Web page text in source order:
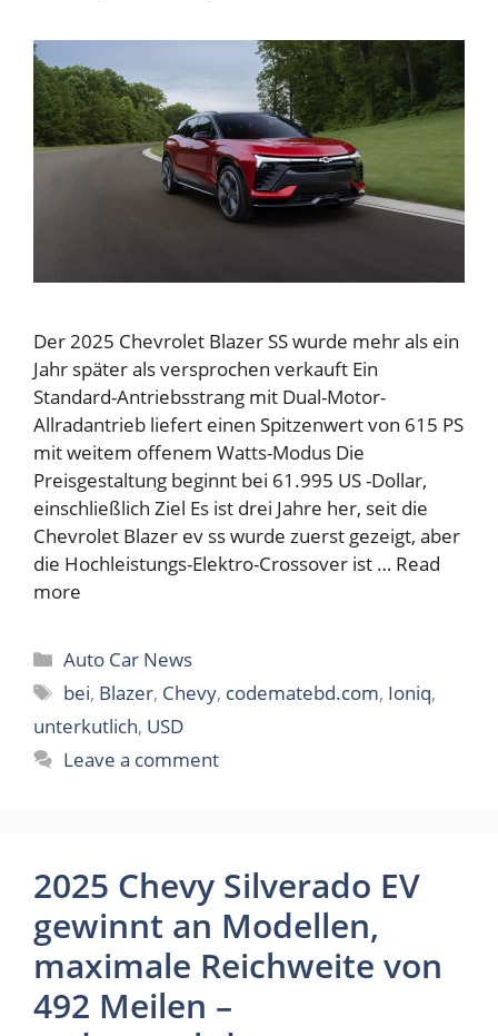
Der 2025 Chevrolet Blazer SS wurde mehr als ein
Jahr später als versprochen verkauft Ein
Standard-Antriebsstrang mit Dual-Motor-
Allradantrieb liefert einen Spitzenwert von 615 PS
mit weitem offenem Watts-Modus Die
Preisgestaltung beginnt bei 61.995 US -Dollar,
einschließlich Ziel Es ist drei Jahre her, seit die
Chevrolet Blazer ev ss wurde zuerst gezeigt, aber
die Hochleistungs-Elektro-Crossover ist … Read
more
Categories
Auto Car News
Tags
bei, Blazer, Chevy, codematebd.com, Ioniq,
unterkutlich, USD
Leave a comment
2025 Chevy Silverado EV
gewinnt an Modellen,
maximale Reichweite von
492 Meilen –